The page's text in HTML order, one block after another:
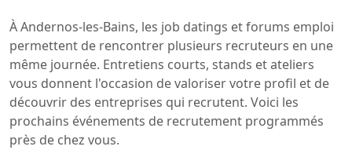
À Andernos-les-Bains, les job datings et forums emploi
permettent de rencontrer plusieurs recruteurs en une
même journée. Entretiens courts, stands et ateliers
vous donnent l'occasion de valoriser votre profil et de
découvrir des entreprises qui recrutent. Voici les
prochains événements de recrutement programmés
près de chez vous.